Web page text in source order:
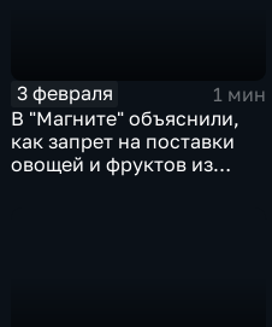
3 февраля
1 мин
В "Магните" объяснили,
как запрет на поставки
овощей и фруктов из